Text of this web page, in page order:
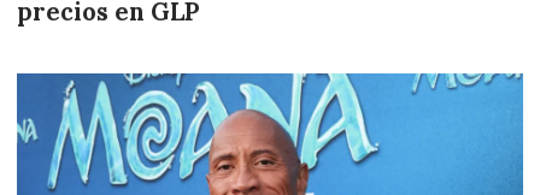
precios en GLP